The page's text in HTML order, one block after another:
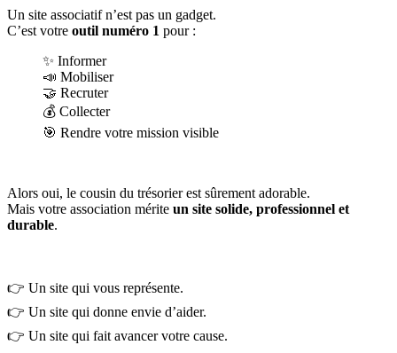
Un site associatif n’est pas un gadget.
C’est votre outil numéro 1 pour :
✨ Informer
📣 Mobiliser
🤝 Recruter
💰 Collecter
🎯 Rendre votre mission visible
Alors oui, le cousin du trésorier est sûrement adorable.
Mais votre association mérite un site solide, professionnel et
durable.
👉 Un site qui vous représente.
👉 Un site qui donne envie d’aider.
👉 Un site qui fait avancer votre cause.